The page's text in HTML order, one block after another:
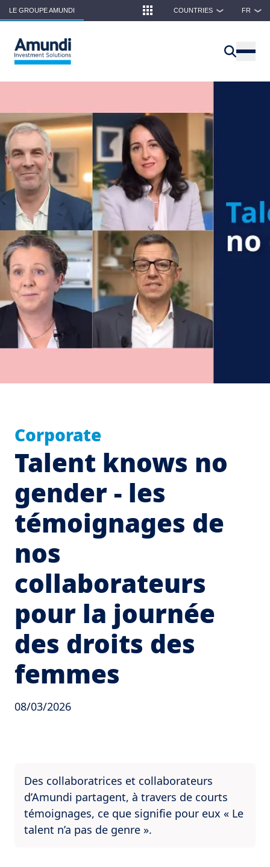
Skip to main content
LE GROUPE AMUNDI COUNTRIES ❯ FR ❯
Corporate
Talent knows no
gender - les
témoignages de
nos
collaborateurs
pour la journée
des droits des
femmes
08/03/2026
Des collaboratrices et collaborateurs
d’Amundi partagent, à travers de courts
témoignages, ce que signifie pour eux « Le
talent n’a pas de genre ».